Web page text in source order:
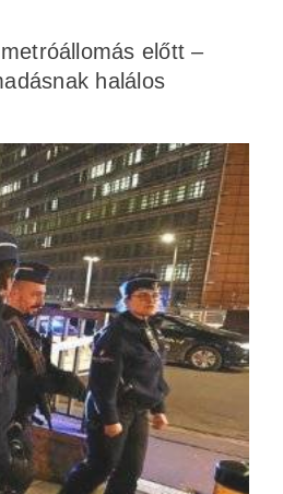
előtt –
halálos